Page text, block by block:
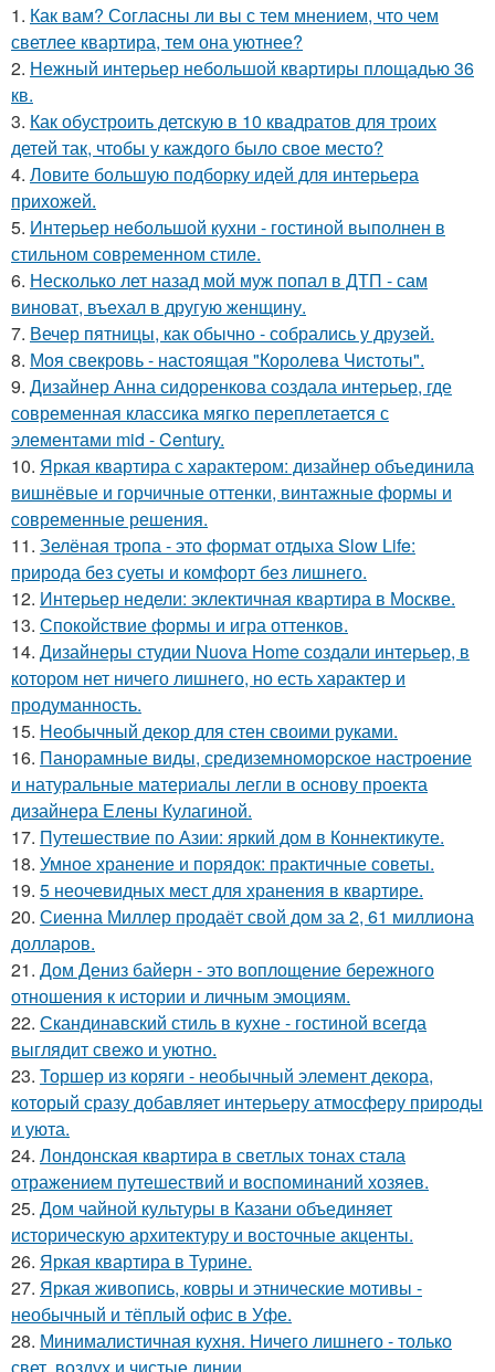
1. Как вам? Согласны ли вы с тем мнением, что чем
светлее квартира, тем она уютнее?
2. Нежный интерьер небольшой квартиры площадью 36
кв.
3. Как обустроить детскую в 10 квадратов для троих
детей так, чтобы у каждого было свое место?
4. Ловите большую подборку идей для интерьера
прихожей.
5. Интерьер небольшой кухни - гостиной выполнен в
стильном современном стиле.
6. Несколько лет назад мой муж попал в ДТП - сам
виноват, въехал в другую женщину.
7. Вечер пятницы, как обычно - собрались у друзей.
8. Моя свекровь - настоящая "Королева Чистоты".
9. Дизайнер Анна сидоренкова создала интерьер, где
современная классика мягко переплетается с
элементами mid - Century.
10. Яркая квартира с характером: дизайнер объединила
вишнёвые и горчичные оттенки, винтажные формы и
современные решения.
11. Зелёная тропа - это формат отдыха Slow Life:
природа без суеты и комфорт без лишнего.
12. Интерьер недели: эклектичная квартира в Москве.
13. Спокойствие формы и игра оттенков.
14. Дизайнеры студии Nuova Home создали интерьер, в
котором нет ничего лишнего, но есть характер и
продуманность.
15. Необычный декор для стен своими руками.
16. Панорамные виды, средиземноморское настроение
и натуральные материалы легли в основу проекта
дизайнера Елены Кулагиной.
17. Путешествие по Азии: яркий дом в Коннектикуте.
18. Умное хранение и порядок: практичные советы.
19. 5 неочевидных мест для хранения в квартире.
20. Сиенна Миллер продаёт свой дом за 2, 61 миллиона
долларов.
21. Дом Дениз байерн - это воплощение бережного
отношения к истории и личным эмоциям.
22. Скандинавский стиль в кухне - гостиной всегда
выглядит свежо и уютно.
23. Торшер из коряги - необычный элемент декора,
который сразу добавляет интерьеру атмосферу природы
и уюта.
24. Лондонская квартира в светлых тонах стала
отражением путешествий и воспоминаний хозяев.
25. Дом чайной культуры в Казани объединяет
историческую архитектуру и восточные акценты.
26. Яркая квартира в Турине.
27. Яркая живопись, ковры и этнические мотивы -
необычный и тёплый офис в Уфе.
28. Минималистичная кухня. Ничего лишнего - только
свет, воздух и чистые линии.